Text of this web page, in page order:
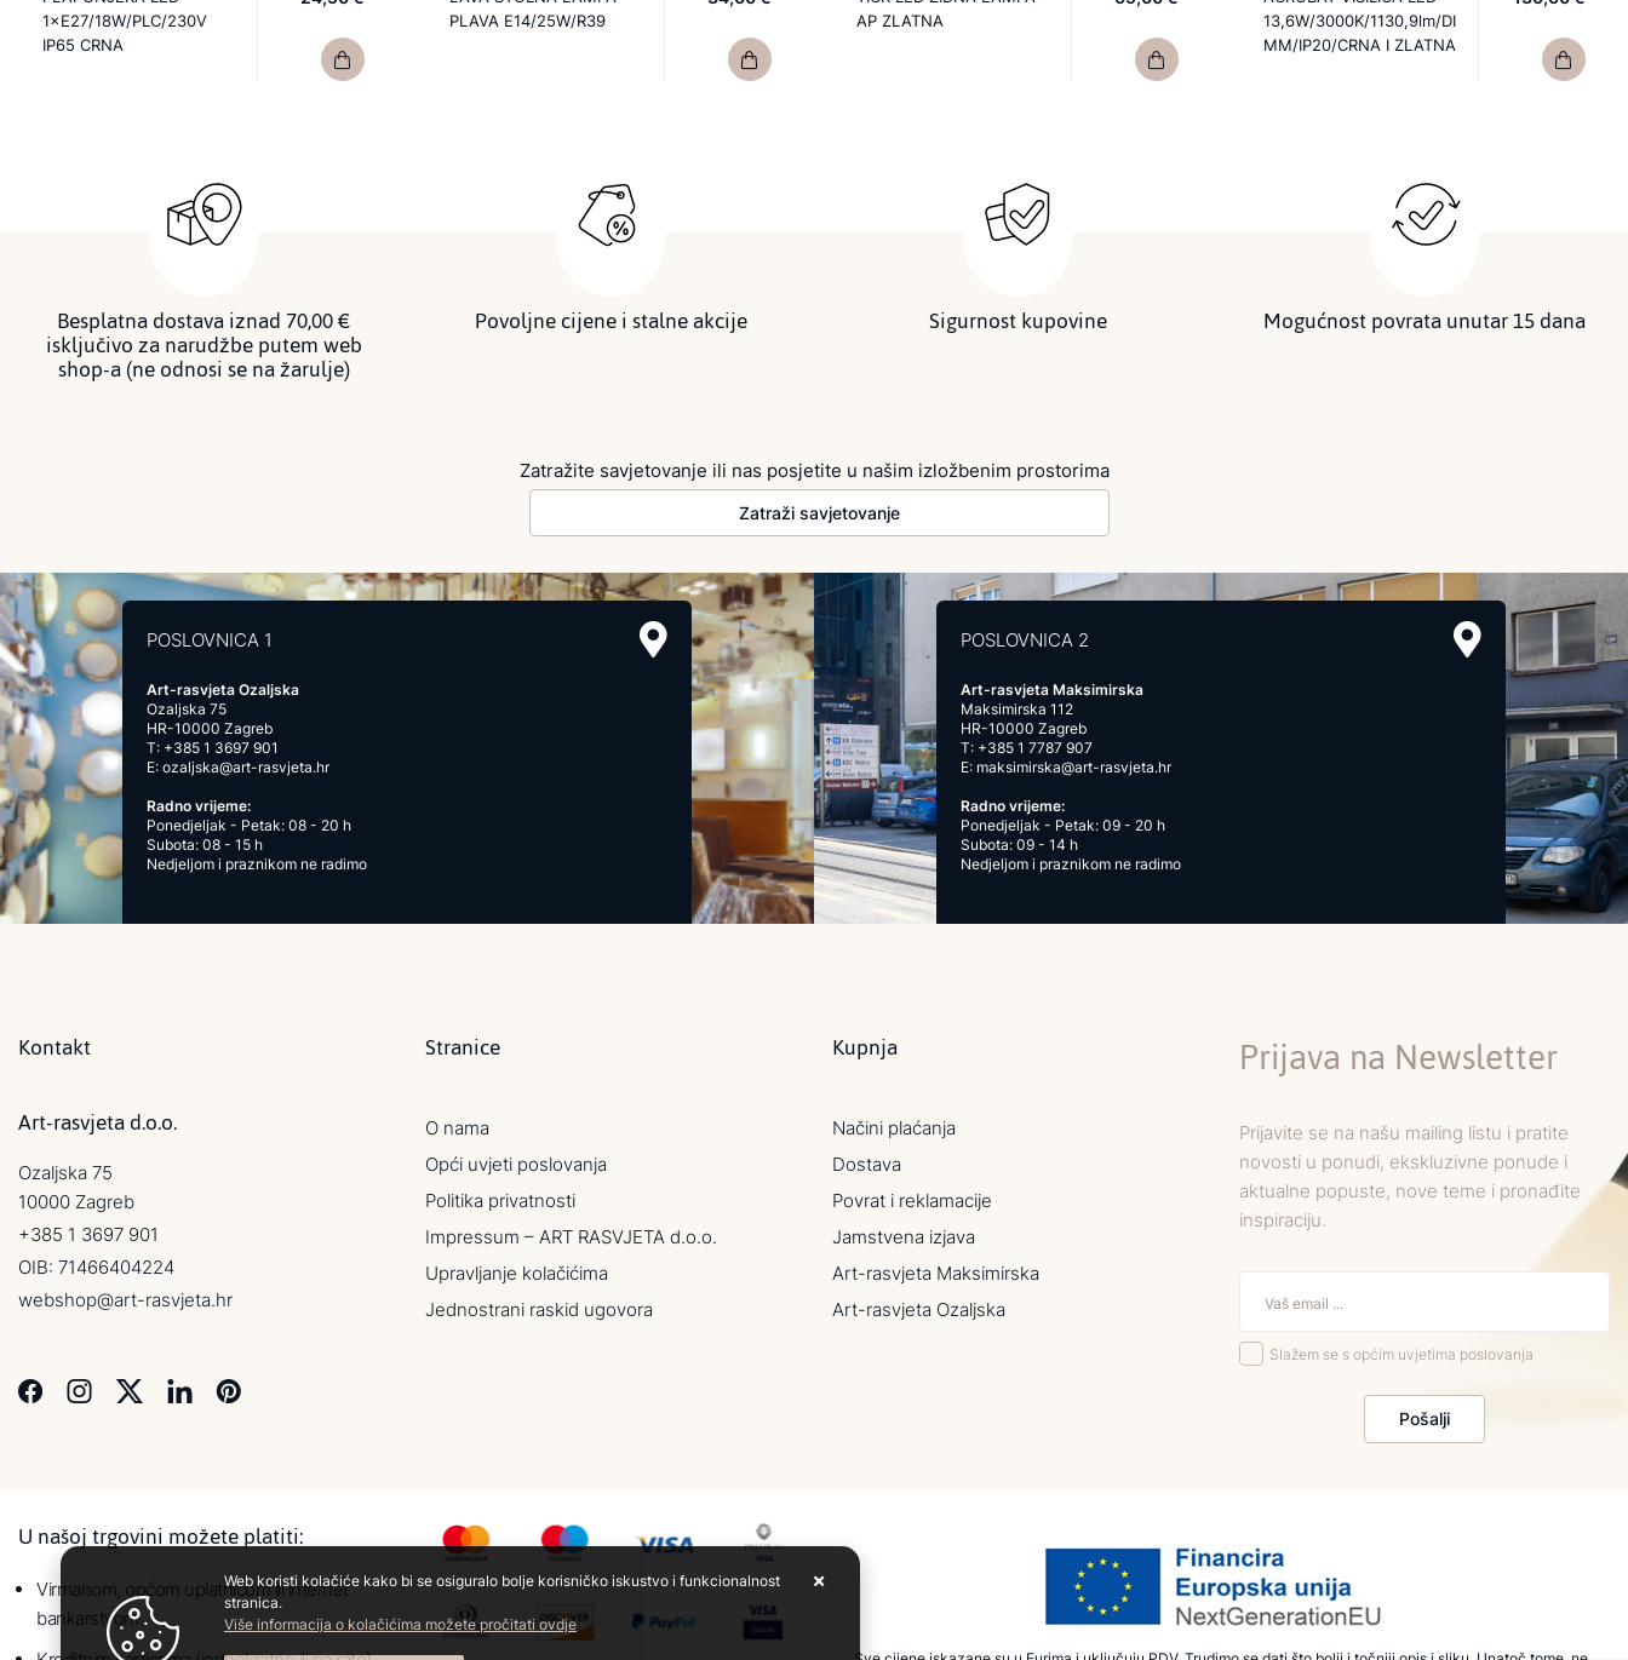
1×E27/18W/PLC/230V
IP65 CRNA
PLAVA E14/25W/R39
AP ZLATNA
13,6W/3000K/1130,9lm/DI
MM/IP20/CRNA I ZLATNA
Besplatna dostava iznad 70,00 €
isključivo za narudžbe putem web
shop-a (ne odnosi se na žarulje)
Povoljne cijene i stalne akcije Sigurnost kupovine Mogućnost povrata unutar 15 dana
Zatražite savjetovanje ili nas posjetite u našim izložbenim prostorima
Zatraži savjetovanje
POSLOVNICA 1
Art-rasvjeta Ozaljska
Ozaljska 75
HR-10000 Zagreb
T: +385 1 3697 901
E: ozaljska@art-rasvjeta.hr
Radno vrijeme:
Ponedjeljak - Petak: 08 - 20 h
Subota: 08 - 15 h
Nedjeljom i praznikom ne radimo
POSLOVNICA 2
Art-rasvjeta Maksimirska
Maksimirska 112
HR-10000 Zagreb
T: +385 1 7787 907
E: maksimirska@art-rasvjeta.hr
Radno vrijeme:
Ponedjeljak - Petak: 09 - 20 h
Subota: 09 - 14 h
Nedjeljom i praznikom ne radimo
Kontakt
Art-rasvjeta d.o.o.
Ozaljska 75
10000 Zagreb
+385 1 3697 901
OIB: 71466404224
webshop@art-rasvjeta.hr
Stranice
O nama
Opći uvjeti poslovanja
Politika privatnosti
Impressum – ART RASVJETA d.o.o.
Upravljanje kolačićima
Jednostrani raskid ugovora
Kupnja
Načini plaćanja
Dostava
Povrat i reklamacije
Jamstvena izjava
Art-rasvjeta Maksimirska
Art-rasvjeta Ozaljska
Prijava na Newsletter
Prijavite se na našu mailing listu i pratite
novosti u ponudi, ekskluzivne ponude i
aktualne popuste, nove teme i pronađite
inspiraciju.
Slažem se s općim uvjetima poslovanja
Pošalji
U našoj trgovini možete platiti:
Virmanom, općom uplatnicom ili internet
bankarstvom
Web koristi kolačiće kako bi se osiguralo bolje korisničko iskustvo i funkcionalnost
stranica.
Više informacija o kolačićima možete pročitati ovdje